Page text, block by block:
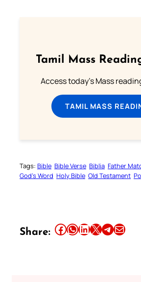
Tamil Mass
Access today's Mass
TAMIL MASS
Tags: Bible Bible Verse Biblia Father
God’s Word Holy Bible Old Testament
Share: Share this article on Facebook Share this article on WhatsApp Share this article on LinkedIn Share this article on X Share this article on TelegramEmail this Article